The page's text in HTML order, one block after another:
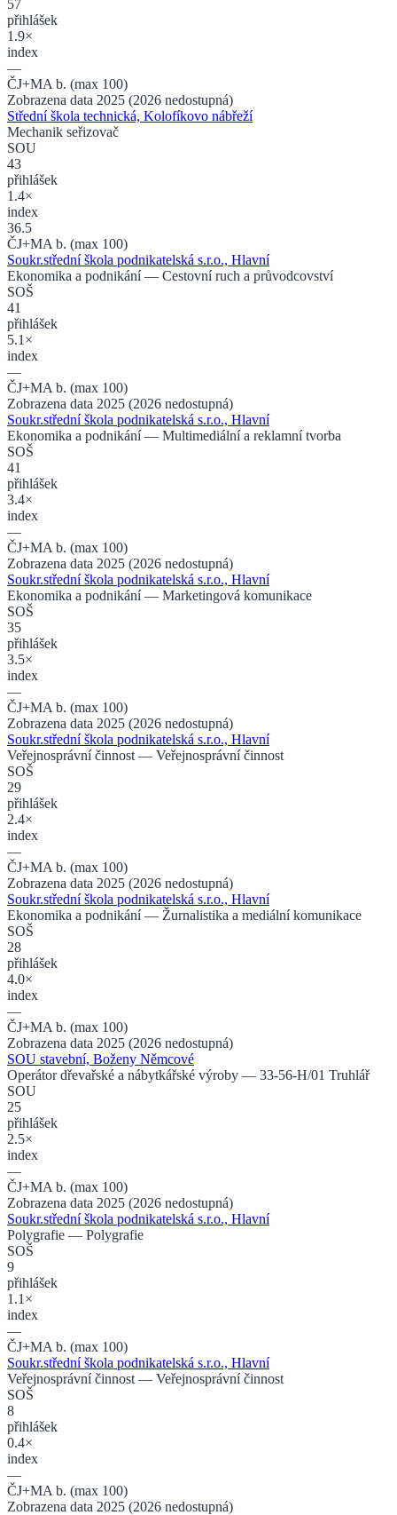
57
přihlášek
1.9×
index
—
ČJ+MA b. (max 100)
Zobrazena data 2025 (2026 nedostupná)
Střední škola technická, Kolofíkovo nábřeží
Mechanik seřizovač
SOU
43
přihlášek
1.4×
index
36.5
ČJ+MA b. (max 100)
Soukr.střední škola podnikatelská s.r.o., Hlavní
Ekonomika a podnikání— Cestovní ruch a průvodcovství
SOŠ
41
přihlášek
5.1×
index
—
ČJ+MA b. (max 100)
Zobrazena data 2025 (2026 nedostupná)
Soukr.střední škola podnikatelská s.r.o., Hlavní
Ekonomika a podnikání— Multimediální a reklamní tvorba
SOŠ
41
přihlášek
3.4×
index
—
ČJ+MA b. (max 100)
Zobrazena data 2025 (2026 nedostupná)
Soukr.střední škola podnikatelská s.r.o., Hlavní
Ekonomika a podnikání— Marketingová komunikace
SOŠ
35
přihlášek
3.5×
index
—
ČJ+MA b. (max 100)
Zobrazena data 2025 (2026 nedostupná)
Soukr.střední škola podnikatelská s.r.o., Hlavní
Veřejnosprávní činnost — Veřejnosprávní činnost
SOŠ
29
přihlášek
2.4×
index
—
ČJ+MA b. (max 100)
Zobrazena data 2025 (2026 nedostupná)
Soukr.střední škola podnikatelská s.r.o., Hlavní
Ekonomika a podnikání— Žurnalistika a mediální komunikace
SOŠ
28
přihlášek
4.0×
index
—
ČJ+MA b. (max 100)
Zobrazena data 2025 (2026 nedostupná)
SOU stavební, Boženy Němcové
Operátor dřevařské a nábytkářské výroby — 33-56-H/01 Truhlář
SOU
25
přihlášek
2.5×
index
—
ČJ+MA b. (max 100)
Zobrazena data 2025 (2026 nedostupná)
Soukr.střední škola podnikatelská s.r.o., Hlavní
Polygrafie — Polygrafie
SOŠ
9
přihlášek
1.1×
index
—
ČJ+MA b. (max 100)
Soukr.střední škola podnikatelská s.r.o., Hlavní
Veřejnosprávní činnost — Veřejnosprávní činnost
SOŠ
8
přihlášek
0.4×
index
—
ČJ+MA b. (max 100)
Zobrazena data 2025 (2026 nedostupná)